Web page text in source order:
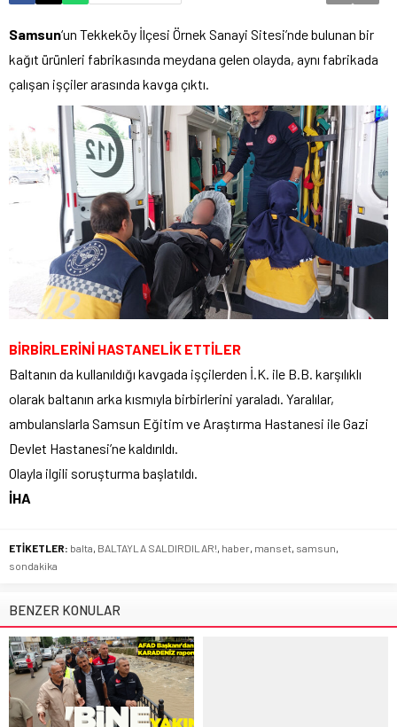
Samsun‘un Tekkeköy İlçesi Örnek Sanayi Sitesi’nde bulunan bir
kağıt ürünleri fabrikasında meydana gelen olayda, aynı fabrikada
çalışan işçiler arasında kavga çıktı.
BİRBİRLERİNİ HASTANELİK ETTİLER
Baltanın da kullanıldığı kavgada işçilerden İ.K. ile B.B. karşılıklı
olarak baltanın arka kısmıyla birbirlerini yaraladı. Yaralılar,
ambulanslarla Samsun Eğitim ve Araştırma Hastanesi ile Gazi
Devlet Hastanesi’ne kaldırıldı.
Olayla ilgili soruşturma başlatıldı.
İHA
ETİKETLER: balta BALTAYLA SALDIRDILAR! haber manset samsun
sondakika
BENZER KONULAR